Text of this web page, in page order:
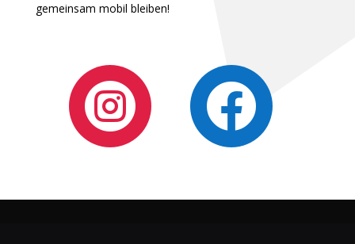
gemeinsam mobil bleiben!
 